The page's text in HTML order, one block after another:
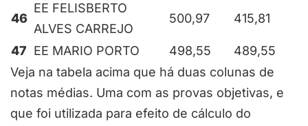
46
EE FELISBERTO
ALVES CARREJO
500,97 415,81
47 EE MARIO PORTO 498,55
489,55
Veja na tabela acima que há duas colunas de
notas médias. Uma com as provas objetivas, e
que foi utilizada para efeito de cálculo do